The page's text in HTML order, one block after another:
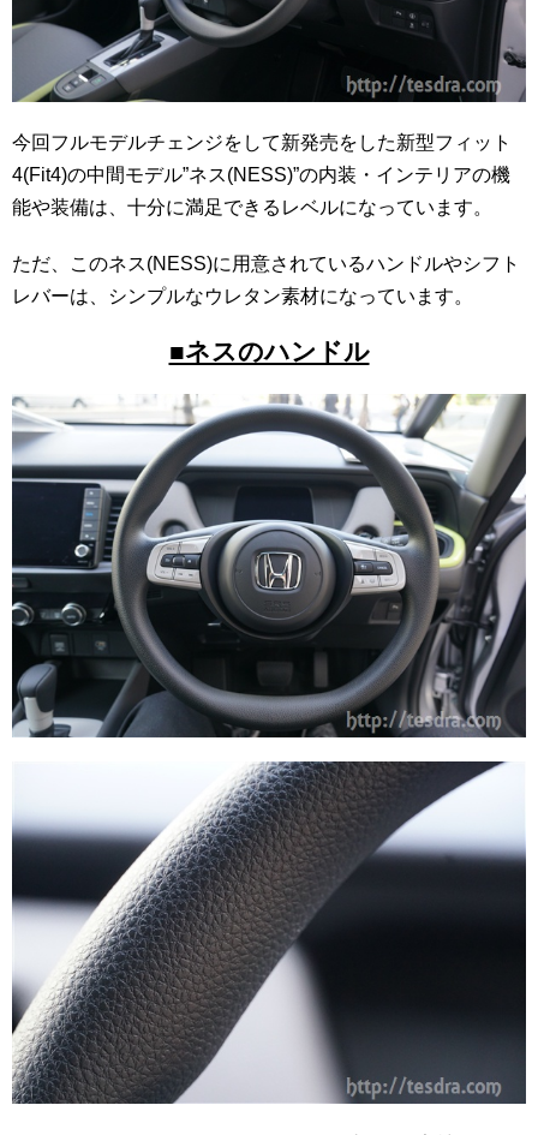
今回フルモデルチェンジをして新発売をした新型フィット
4(Fit4)の中間モデル”ネス(NESS)”の内装・インテリアの機
能や装備は、十分に満足できるレベルになっています。
ただ、このネス(NESS)に用意されているハンドルやシフト
レバーは、シンプルなウレタン素材になっています。
■ネスのハンドル